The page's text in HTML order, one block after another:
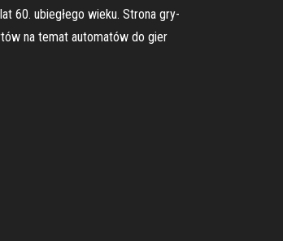
60. ubiegłego wieku. Strona gry-
na temat automatów do gier